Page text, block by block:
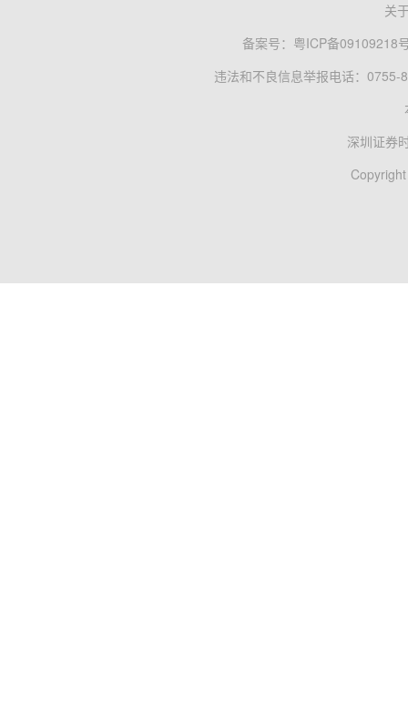
关
备案号： 粤ICP备09109218
违法和不良信息举报电话：0755-
深圳证券